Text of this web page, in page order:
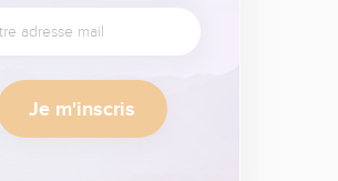
Je m'inscris